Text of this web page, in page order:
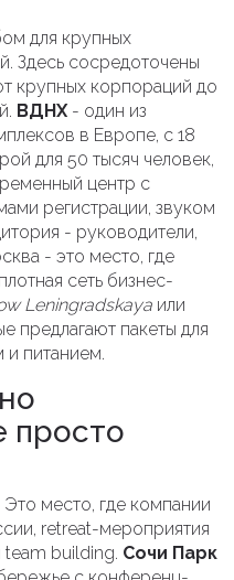
для крупных
Здесь сосредоточены
крупных корпораций до
ВДНХ- один из
в Европе, с 18
для 50 тысяч человек,
центр с
регистрации, звуком
- руководители,
- это место, где
сеть бизнес-
Leningradskaya или
предлагают пакеты для
питанием.
просто
место, где компании
retreat-мероприятия
building. Сочи Парк